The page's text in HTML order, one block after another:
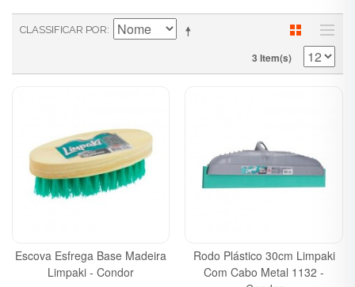
CLASSIFICAR POR
3 Item(s)
Escova Esfrega Base Madeira
Limpaki - Condor
Rodo Plástico 30cm Limpaki
Com Cabo Metal 1132 -